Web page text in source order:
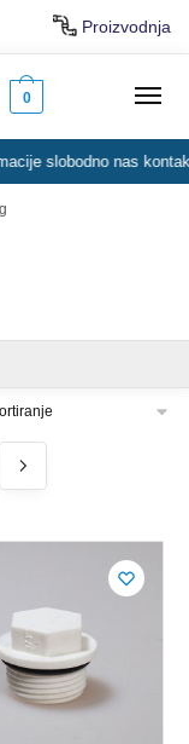
Proizvodnja
0
nas kontaktirajte.